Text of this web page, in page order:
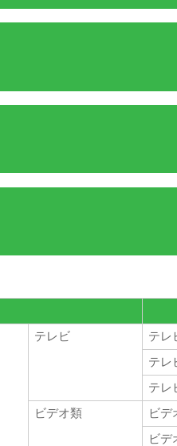
テレビ
テレ
テレ
テレ
ビデオ類
ビデ
ビデ